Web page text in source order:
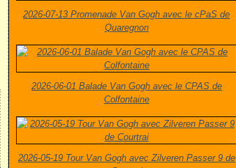
2026-07-13 Promenade Van Gogh avec le cPaS de
Quaregnon
2026-06-01 Balade Van Gogh avec le CPAS de
Colfontaine
2026-05-19 Tour Van Gogh avec Zilveren Passer 9 de